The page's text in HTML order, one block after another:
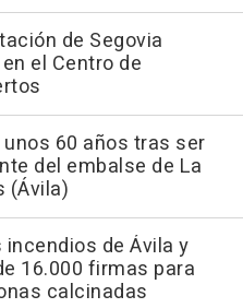
de Segovia
el Centro de
60 años tras ser
del embalse de La
(Ávila)
de Ávila y
16.000 firmas para
calcinadas